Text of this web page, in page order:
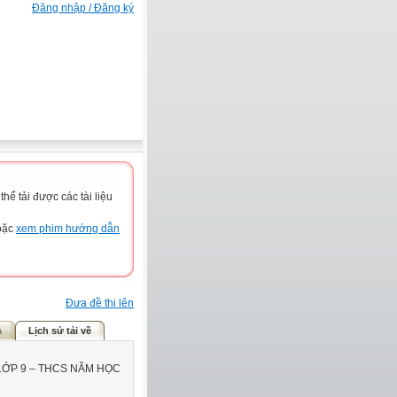
Đăng nhập / Đăng ký
tải được các tài liệu
xem phim hướng dẫn
Đưa đề thi lên
Lịch sử tải về
9 – THCS NĂM HỌC